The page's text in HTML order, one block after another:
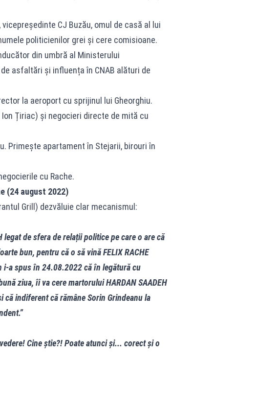
CJ Buzău, omul de casă al lui
politicienilor grei și cere comisioane.
din umbră al Ministerului
asfaltări și influența în CNAB alături de
la aeroport cu sprijinul lui Gheorghiu.
Țiriac) și negocieri directe de mită cu
Primește apartament în Stejarii, birouri în
cu Rache.
(24 august 2022)
Grill) dezvăluie clar mecanismul:
legat de sfera de relații politice pe care o are că
bun, pentru că o să vină FELIX RACHE
i-a spus în 24.08.2022 că în legătură cu
ziua, îi va cere martorului HARDAN SAADEH
că indiferent că rămâne Sorin Grindeanu la
Cine știe?! Poate atunci și... corect și o